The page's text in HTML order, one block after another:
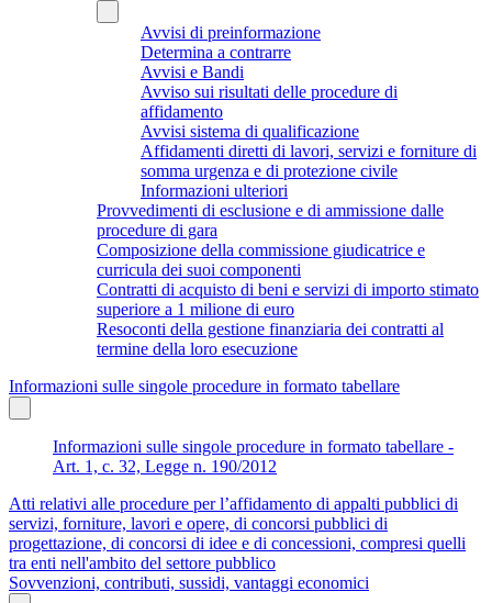
Avvisi di preinformazione
Determina a contrarre
Avvisi e Bandi
Avviso sui risultati delle procedure di
affidamento
Avvisi sistema di qualificazione
Affidamenti diretti di lavori, servizi e forniture di
somma urgenza e di protezione civile
Informazioni ulteriori
Provvedimenti di esclusione e di ammissione dalle
procedure di gara
Composizione della commissione giudicatrice e
curricula dei suoi componenti
Contratti di acquisto di beni e servizi di importo stimato
superiore a 1 milione di euro
Resoconti della gestione finanziaria dei contratti al
termine della loro esecuzione
Informazioni sulle singole procedure in formato tabellare
Informazioni sulle singole procedure in formato tabellare -
Art. 1, c. 32, Legge n. 190/2012
Atti relativi alle procedure per l’affidamento di appalti pubblici di
servizi, forniture, lavori e opere, di concorsi pubblici di
progettazione, di concorsi di idee e di concessioni, compresi quelli
tra enti nell'ambito del settore pubblico
Sovvenzioni, contributi, sussidi, vantaggi economici